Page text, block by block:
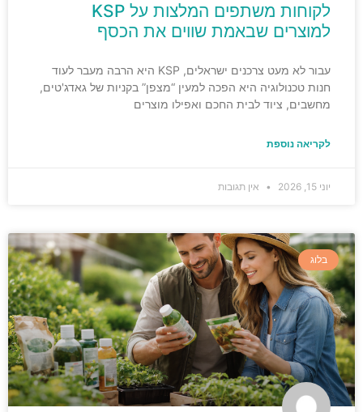
לקוחות משתפים המלצות על KSP
למוצרים שבאמת שווים את הכסף
עבור לא מעט צרכנים ישראלים, KSP היא הרבה מעבר לעוד
חנות טכנולוגיה היא הפכה למעין “מצפן” בקניות של גאדג'טים,
מחשבים, ציוד לבית החכם ואפילו מוצרים
לקריאה נוספת
יוני 15, 2026 אין תגובות
בלוג